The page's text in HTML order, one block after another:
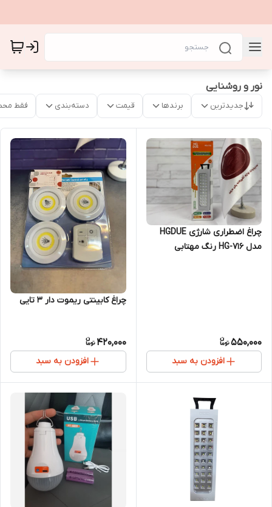
نور و روشنایی
جدیدترین برندها قیمت دسته‌بندی فقط
چراغ اضطراری شارژی HGDUE
مدل HG-716 رنگ مهتابی
550,000
افزودن به سبد
چراغ کابینتی ریموت دار ۳ تایی
420,000
افزودن به سبد